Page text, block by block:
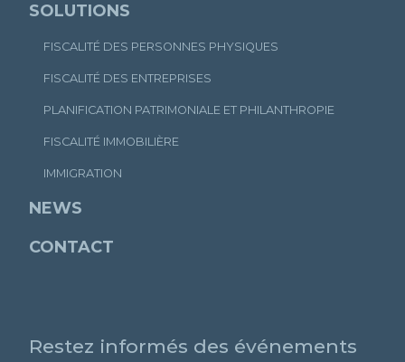
SOLUTIONS
FISCALITÉ DES PERSONNES PHYSIQUES
FISCALITÉ DES ENTREPRISES
PLANIFICATION PATRIMONIALE ET PHILANTHROPIE
FISCALITÉ IMMOBILIÈRE
IMMIGRATION
NEWS
CONTACT
Restez informés des événements